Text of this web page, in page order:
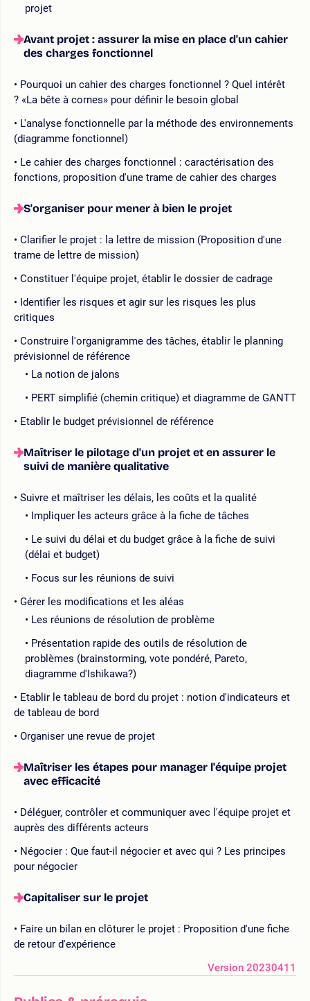
projet
Avant projet : assurer la mise en place d'un cahier
des charges fonctionnel
Pourquoi un cahier des charges fonctionnel ? Quel intérêt
? «La bête à cornes» pour définir le besoin global
L'analyse fonctionnelle par la méthode des environnements
(diagramme fonctionnel)
Le cahier des charges fonctionnel : caractérisation des
fonctions, proposition d'une trame de cahier des charges
S'organiser pour mener à bien le projet
Clarifier le projet : la lettre de mission (Proposition d'une
trame de lettre de mission)
Constituer l'équipe projet, établir le dossier de cadrage
Identifier les risques et agir sur les risques les plus
critiques
Construire l'organigramme des tâches, établir le planning
prévisionnel de référence
La notion de jalons
PERT simplifié (chemin critique) et diagramme de GANTT
Etablir le budget prévisionnel de référence
Maîtriser le pilotage d'un projet et en assurer le
suivi de manière qualitative
Suivre et maîtriser les délais, les coûts et la qualité
Impliquer les acteurs grâce à la fiche de tâches
Le suivi du délai et du budget grâce à la fiche de suivi
(délai et budget)
Focus sur les réunions de suivi
Gérer les modifications et les aléas
Les réunions de résolution de problème
Présentation rapide des outils de résolution de
problèmes (brainstorming, vote pondéré, Pareto,
diagramme d'Ishikawa?)
Etablir le tableau de bord du projet : notion d'indicateurs et
de tableau de bord
Organiser une revue de projet
Maîtriser les étapes pour manager l'équipe projet
avec efficacité
Déléguer, contrôler et communiquer avec l'équipe projet et
auprès des différents acteurs
Négocier : Que faut-il négocier et avec qui ? Les principes
pour négocier
Capitaliser sur le projet
Faire un bilan en clôturer le projet : Proposition d'une fiche
de retour d'expérience
Version 20230411